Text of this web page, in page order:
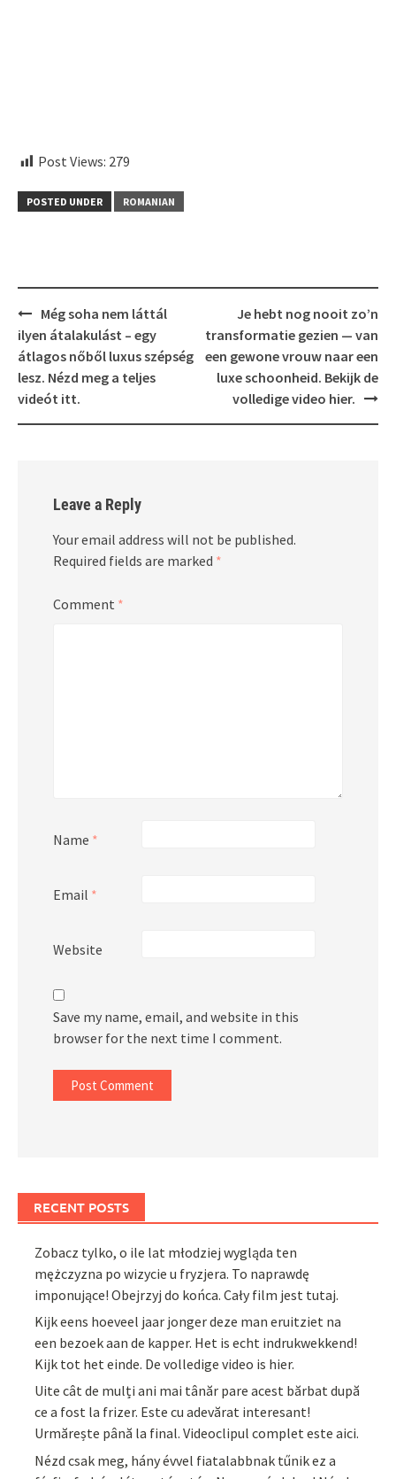
Post Views: 279
POSTED UNDER ROMANIAN
Post
navigation
Még soha nem láttál
ilyen átalakulást – egy
átlagos nőből luxus szépség
lesz. Nézd meg a teljes
videót itt.
Je hebt nog nooit zo’n
transformatie gezien — van
een gewone vrouw naar een
luxe schoonheid. Bekijk de
volledige video hier.
Leave a Reply
Your email address will not be published.
Required fields are marked *
Comment *
Name *
Email *
Website
Save my name, email, and website in this
browser for the next time I comment.
RECENT POSTS
Zobacz tylko, o ile lat młodziej wygląda ten
mężczyzna po wizycie u fryzjera. To naprawdę
imponujące! Obejrzyj do końca. Cały film jest tutaj.
Kijk eens hoeveel jaar jonger deze man eruitziet na
een bezoek aan de kapper. Het is echt indrukwekkend!
Kijk tot het einde. De volledige video is hier.
Uite cât de mulți ani mai tânăr pare acest bărbat după
ce a fost la frizer. Este cu adevărat interesant!
Urmărește până la final. Videoclipul complet este aici.
Nézd csak meg, hány évvel fiatalabbnak tűnik ez a